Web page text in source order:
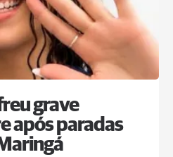
grave
após paradas